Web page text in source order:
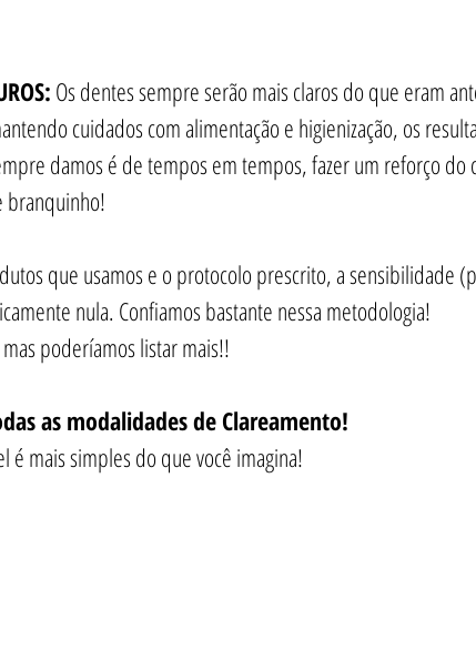
Os dentes sempre serão mais claros do que eram
cuidados com alimentação e higienização, os
damos é de tempos em tempos, fazer um reforço do
branquinho!
que usamos e o protocolo prescrito, a sensibilidade
nula. Confiamos bastante nessa metodologia!
poderíamos listar mais!!
as modalidades de Clareamento!
é mais simples do que você imagina!